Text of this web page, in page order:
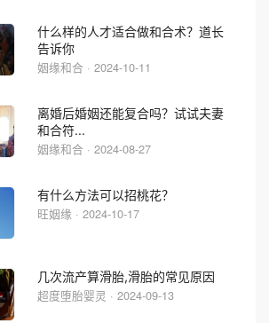
什么样的人才适合做和合术？道长
告诉你
姻缘和合 · 2024-10-11
离婚后婚姻还能复合吗？试试夫妻
和合符...
姻缘和合 · 2024-08-27
有什么方法可以招桃花？
旺姻缘 · 2024-10-17
几次流产算滑胎,滑胎的常见原因
超度堕胎婴灵 · 2024-09-13